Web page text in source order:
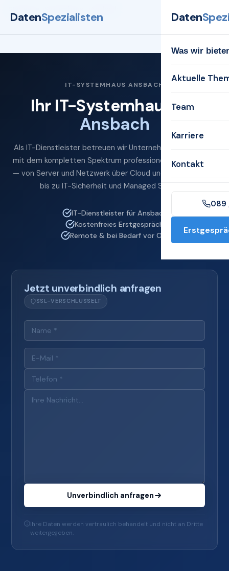
DatenSpezialisten Daten
Was wir
Aktuelle
Team
Karriere
Kontakt
089
IT-SYSTEMHAUS ANSBACH
Ihr IT-Systemhaus für
Ansbach
Als IT-Dienstleister betreuen wir Unternehmen in Ansbach
mit dem kompletten Spektrum professioneller IT-Services
— von Server und Netzwerk über Cloud und Microsoft 365
bis zu IT-Sicherheit und Managed Services.
IT-Dienstleister für Ansbach
Kostenfreies Erstgespräch
Remote & bei Bedarf vor Ort
Jetzt unverbindlich anfragen
SSL-VERSCHLÜSSELT
Unverbindlich anfragen
Ihre Daten werden vertraulich behandelt und nicht an Dritte
weitergegeben.